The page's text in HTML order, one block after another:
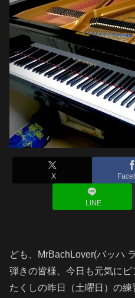
X
LINE
ども、MrBachLover(バッハ
弾きの皆様、今日も元気に
たくしの昨日（土曜日）の